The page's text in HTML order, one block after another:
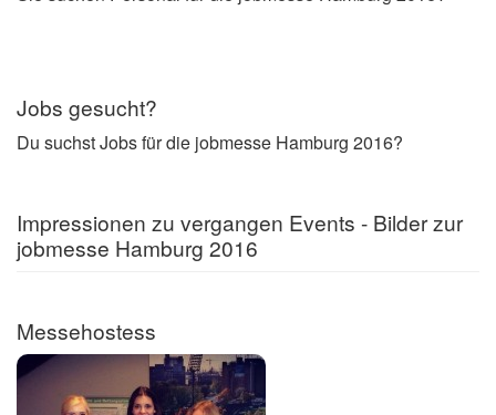
Jobs gesucht?
Du suchst Jobs für die jobmesse Hamburg 2016?
Impressionen zu vergangen Events - Bilder zur
jobmesse Hamburg 2016
Messehostess